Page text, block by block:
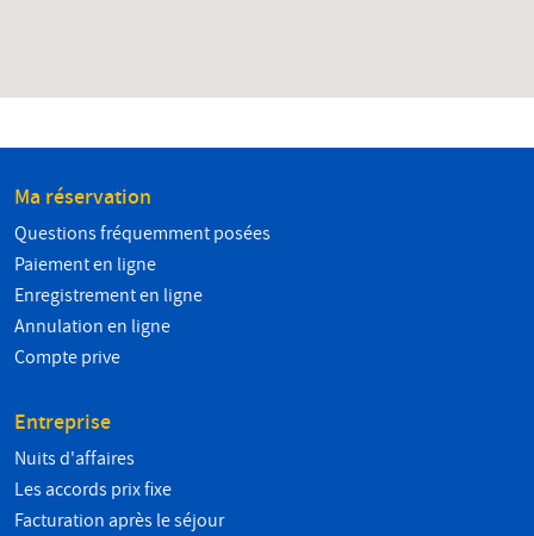
Ma réservation
Questions fréquemment posées
Paiement en ligne
Enregistrement en ligne
Annulation en ligne
Compte prive
Entreprise
Nuits d'affaires
Les accords prix fixe
Facturation après le séjour